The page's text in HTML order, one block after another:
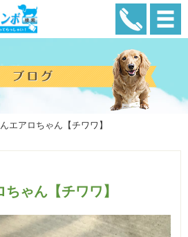
エアロちゃん【チワワ】
ゃん【チワワ】